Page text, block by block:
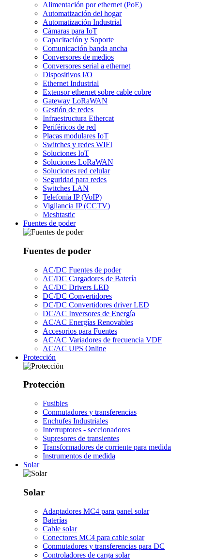
Alimentación por ethernet (PoE)
Automatización del hogar
Automatización Industrial
Cámaras para IoT
Capacitación y Soporte
Comunicación banda ancha
Conversores de medios
Conversores serial a ethernet
Dispositivos I/O
Ethernet Industrial
Extensor ethernet sobre cable cobre
Gateway LoRaWAN
Gestión de redes
Infraestructura Ethercat
Periféricos de red
Placas modulares IoT
Switches y redes WIFI
Soluciones IoT
Soluciones LoRaWAN
Soluciones red celular
Seguridad para redes
Switches LAN
Telefonía IP (VoIP)
Vigilancia IP (CCTV)
Meshtastic
Fuentes de poder
Fuentes de poder
AC/DC Fuentes de poder
AC/DC Cargadores de Batería
AC/DC Drivers LED
DC/DC Convertidores
DC/DC Convertidores driver LED
DC/AC Inversores de Energía
AC/AC Energías Renovables
Accesorios para Fuentes
AC/AC Variadores de frecuencia VDF
AC/AC UPS Online
Protección
Protección
Fusibles
Conmutadores y transferencias
Enchufes Industriales
Interruptores - seccionadores
Supresores de transientes
Transformadores de corriente para medida
Instrumentos de medida
Solar
Solar
Adaptadores MC4 para panel solar
Baterías
Cable solar
Conectores MC4 para cable solar
Conmutadores y transferencias para DC
Controladores de carga solar